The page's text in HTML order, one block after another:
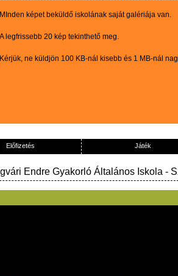
MInden képet beküldő iskolának saját galériája van.
A legfrissebb 20 kép tekinthető meg.
Kérjük, ne küldjön 100 KB-nál kisebb és 1 MB-nál
Előfizetés Játék
Endre Gyakorló Általános Iskola -